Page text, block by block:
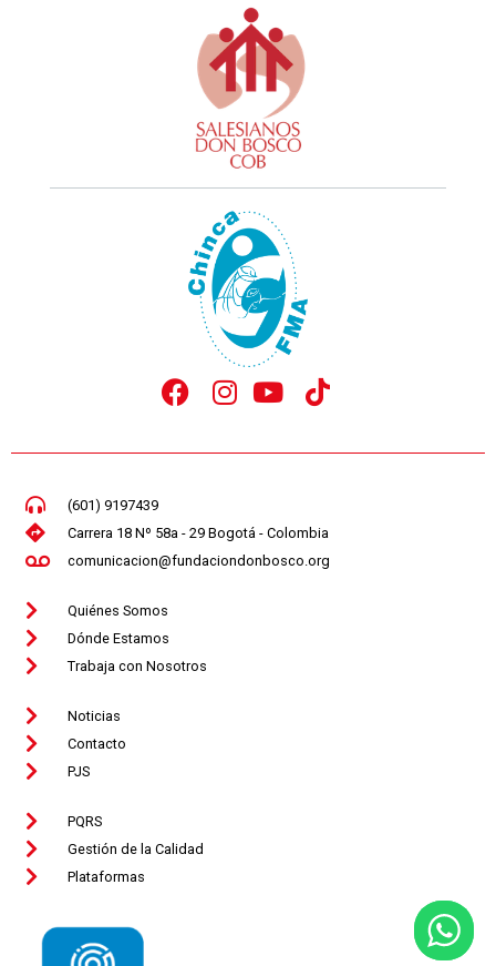
(601) 9197439
Carrera 18 Nº 58a - 29 Bogotá - Colombia
comunicacion@fundaciondonbosco.org
Quiénes Somos
Dónde Estamos
Trabaja con Nosotros
Noticias
Contacto
PJS
PQRS
Gestión de la Calidad
Plataformas